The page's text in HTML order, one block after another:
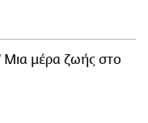
Μια μέρα ζωής στο